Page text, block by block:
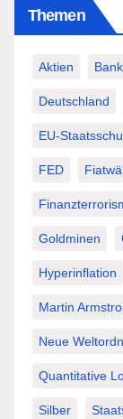
Themen
Aktien
Deutschland
EU-
FED
Goldminen
Hyperinflation
Martin
Neue
Quantitative
Silber